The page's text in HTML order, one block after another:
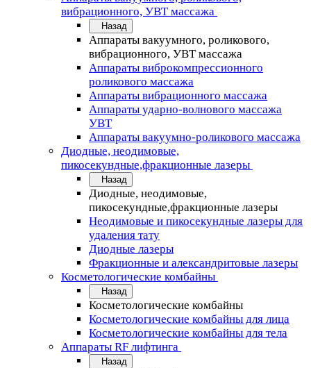
вибрационного, УВТ массажа
Назад
Аппараты вакуумного, роликового,
вибрационного, УВТ массажа
Аппараты виброкомпрессионного
роликового массажа
Аппараты вибрационного массажа
Аппараты ударно-волнового массажа
УВТ
Аппараты вакуумно-роликового массажа
Диодные, неодимовые,
пикосекундные,фракционные лазеры
Назад
Диодные, неодимовые,
пикосекундные,фракционные лазеры
Неодимовые и пикосекундные лазеры для
удаления тату
Диодные лазеры
Фракционные и александритовые лазеры
Косметологические комбайны
Назад
Косметологические комбайны
Косметологические комбайны для лица
Косметологические комбайны для тела
Аппараты RF лифтинга
Назад